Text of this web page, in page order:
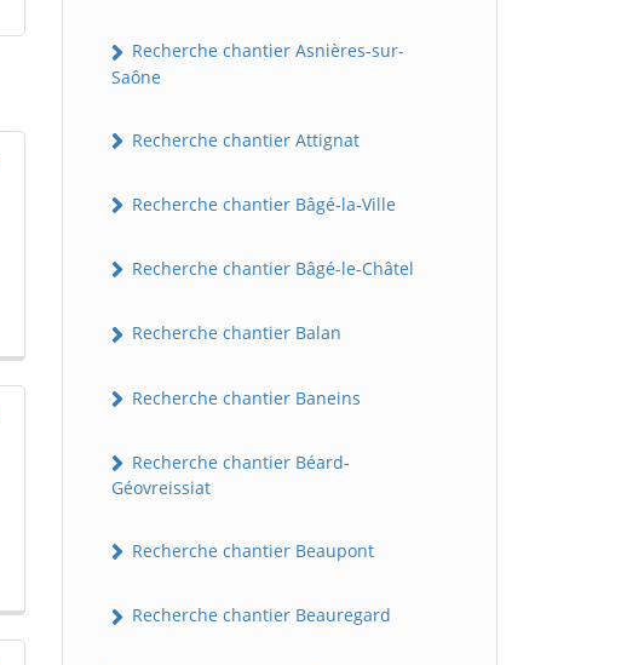
Recherche chantier Asnières-sur-
Saône
Recherche chantier Attignat
Recherche chantier Bâgé-la-Ville
Recherche chantier Bâgé-le-Châtel
Recherche chantier Balan
Recherche chantier Baneins
Recherche chantier Béard-
Géovreissiat
Recherche chantier Beaupont
Recherche chantier Beauregard